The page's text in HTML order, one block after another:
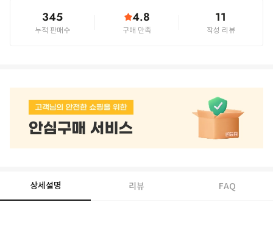
345
누적 판매수
4.8
구매 만족
11
작성 리뷰
상세설명 리뷰 FAQ